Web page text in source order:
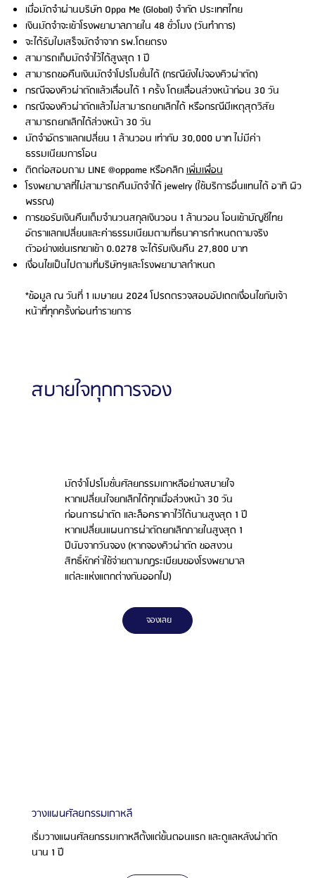
เมื่อมัดจำผ่านบริษัท Oppa Me (Global) จำกัด ประเทศไทย
เงินมัดจำจะเข้าโรงพยาบาลภายใน 48 ชั่วโมง (วันทำการ)
จะได้รับใบเสร็จมัดจำจาก รพ.โดยตรง
สามารถเก็บมัดจำไว้ได้สูงสุด 1 ปี
สามารถขอคืนเงินมัดจำโปรโมชั่นได้ (กรณียังไม่จองคิวผ่าตัด)
กรณีจองคิวผ่าตัดแล้วเลื่อนได้ 1 ครั้ง โดยเลื่อนล่วงหน้าก่อน 30 วัน
กรณีจองคิวผ่าตัดแล้วไม่สามารถยกเลิกได้ หรือกรณีมีเหตุสุดวิสัย
สามารถยกเลิกได้ล่วงหน้า 30 วัน
มัดจำอัตราแลกเปลี่ยน 1 ล้านวอน เท่ากับ 30,000 บาท ไม่มีค่า
ธรรมเนียมการโอน
ติดต่อสอบถาม LINE @oppame หรือคลิกเพิ่มเพื่อน
โรงพยาบาลที่ไม่สามารถคืนมัดจำได้ jewelry (ใช้บริการอื่นแทนได้ อาทิ ผิว
พรรณ)
การขอรับเงินคืนเต็มจำนวนสกุลเงินวอน 1 ล้านวอน โอนเข้าบัญชีไทย
อัตราแลกเปลี่ยนและค่าธรรมเนียมตามที่ธนาคารกำหนดตามจริง
ตัวอย่างเช่นเรทขาเข้า 0.0278 จะได้รับเงินคืน 27,800 บาท
เงื่อนไขเป็นไปตามที่บริษัทฯและโรงพยาบาลกำหนด
*ข้อมูล ณ วันที่ 1 เมษายน 2024 โปรดตรวจสอบอัปเดตเงื่อนไขกับเจ้า
หน้าที่ทุกครั้งก่อนทำรายการ
สบายใจทุกการจอง
มัดจำโปรโมชั่นศัลยกรรมเกาหลีอย่างสบายใจ
หากเปลี่ยนใจยกเลิกได้ทุกเมื่อล่วงหน้า 30 วัน
ก่อนการผ่าตัด และล็อคราคาไว้ได้นานสูงสุด 1 ปี
หากเปลี่ยนแผนการผ่าตัดยกเลิกภายในสูงสุด 1
ปีนับจากวันจอง (หากจองคิวผ่าตัด ขอสงวน
สิทธิ์หักค่าใช้จ่ายตามกฏระเบียบของโรงพยาบาล
แต่ละแห่งแตกต่างกันออกไป)
จองเลย
วางแผนศัลยกรรมเกาหลี
เริ่มวางแผนศัลยกรรมเกาหลีตั้งแต่ขั้นตอนแรก และดูแลหลังผ่าตัด
นาน 1 ปี